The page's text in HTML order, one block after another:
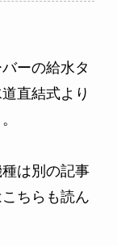
ーの給水タ
直結式より
は別の記事
ちらも読ん